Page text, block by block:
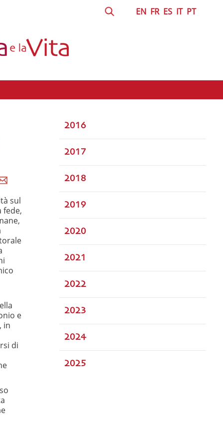
EN FR ES IT PT
sul
fede,
e
in
di
2016
2017
2018
2019
2020
2021
2022
2023
2024
2025